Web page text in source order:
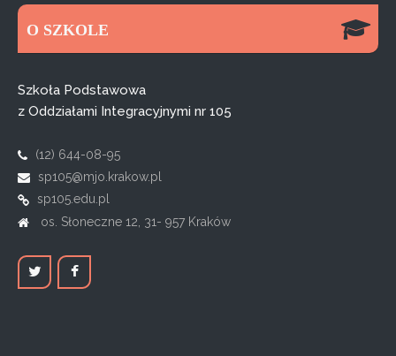
O SZKOLE
Szkoła Podstawowa
z Oddziałami Integracyjnymi nr 105
(12) 644-08-95
sp105@mjo.krakow.pl
sp105.edu.pl
os. Słoneczne 12, 31- 957 Kraków